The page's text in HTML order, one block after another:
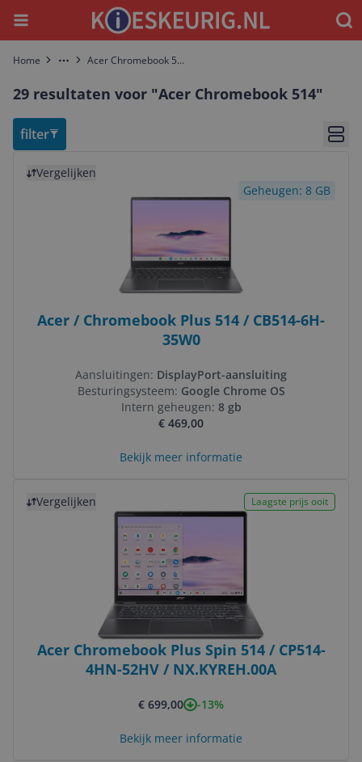
Menu
Home More Acer Chromebook 514
29 resultaten voor "Acer Chromebook 514"
filter
Vergelijken
Geheugen: 8 GB
Acer / Chromebook Plus 514 / CB514-6H-
35W0
Aansluitingen: DisplayPort-aansluiting
Besturingsysteem: Google Chrome OS
Intern geheugen: 8 gb
€ 469,00
Bekijk meer informatie
Vergelijken Laagste prijs ooit
Acer Chromebook Plus Spin 514 / CP514-
4HN-52HV / NX.KYREH.00A
€ 699,00 -13%
Bekijk meer informatie